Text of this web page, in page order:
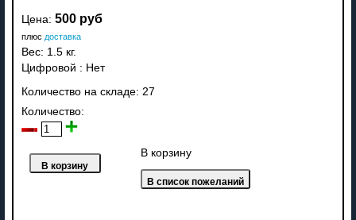
Цена: 500 руб
плюс доставка
Вес: 1.5 кг.
Цифровой : Нет
Количество на складе: 27
Количество:
В корзину